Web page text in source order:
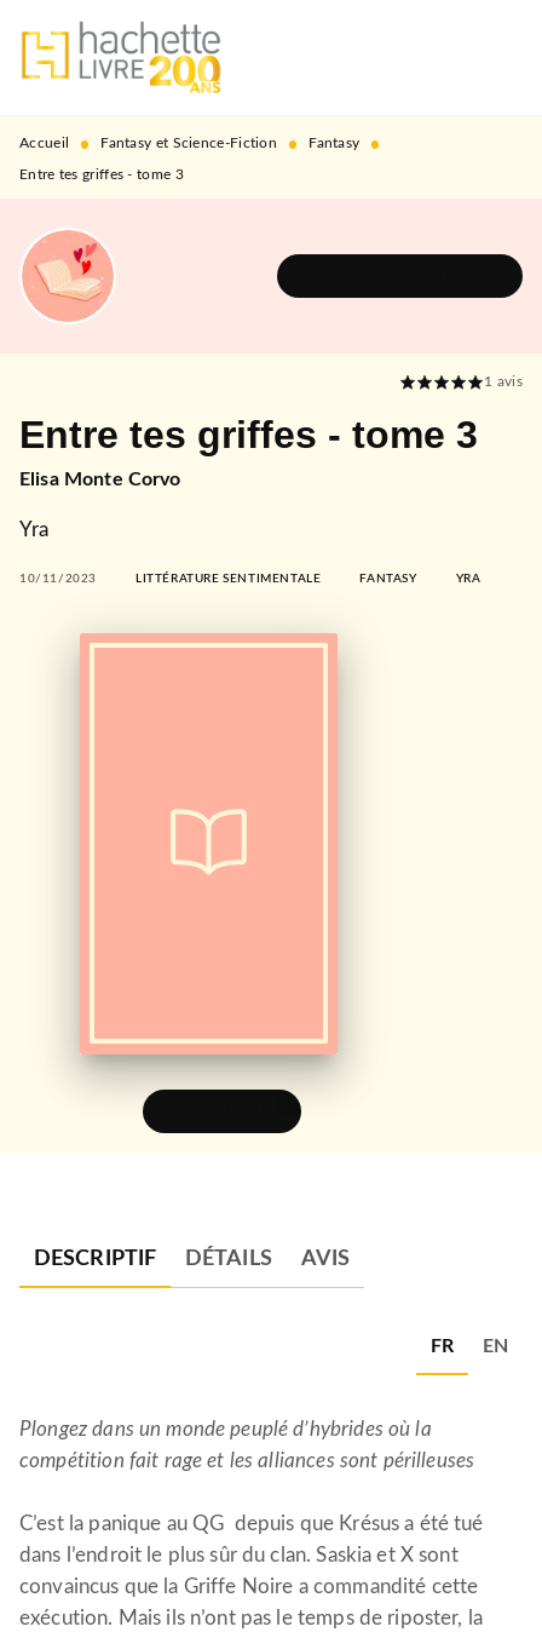
MENU RECHERCHE
PIED DE PAGE
Accueil • Fantasy et Science-Fiction • Fantasy •
Entre tes griffes - tome 3
1 avis
Entre tes griffes - tome 3
Elisa Monte Corvo
Yra
10/11/2023 LITTÉRATURE SENTIMENTALE FANTASY YRA
DESCRIPTIF DÉTAILS AVIS
FR EN
Plongez dans un monde peuplé d’hybrides où la
compétition fait rage et les alliances sont périlleuses
C’est la panique au QG depuis que Krésus a été tué
dans l’endroit le plus sûr du clan. Saskia et X sont
convaincus que la Griffe Noire a commandité cette
exécution. Mais ils n’ont pas le temps de riposter, la